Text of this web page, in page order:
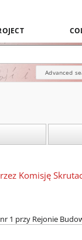
Advanced
Komisję
1 przy Rejonie